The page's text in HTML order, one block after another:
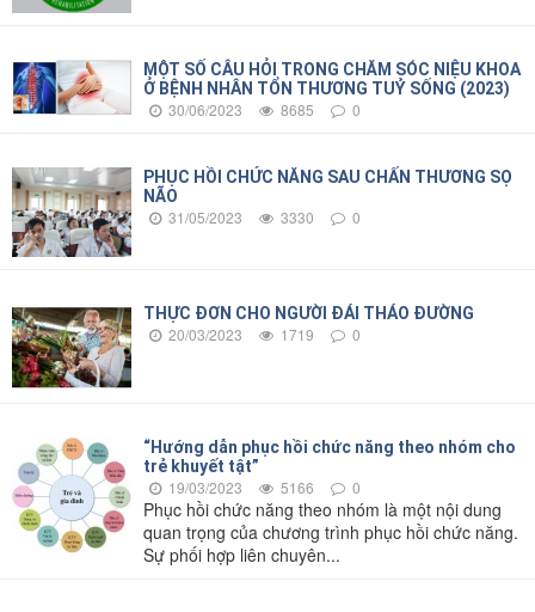
MỘT SỐ CÂU HỎI TRONG CHĂM SÓC NIỆU KHOA
Ở BỆNH NHÂN TỔN THƯƠNG TUỶ SỐNG (2023)
30/06/2023 8685 0
PHỤC HỒI CHỨC NĂNG SAU CHẤN THƯƠNG SỌ
NÃO
31/05/2023 3330 0
THỰC ĐƠN CHO NGƯỜI ĐÁI THÁO ĐƯỜNG
20/03/2023 1719 0
“Hướng dẫn phục hồi chức năng theo nhóm cho
trẻ khuyết tật”
19/03/2023 5166 0
Phục hồi chức năng theo nhóm là một nội dung
quan trọng của chương trình phục hồi chức năng.
Sự phối hợp liên chuyên...